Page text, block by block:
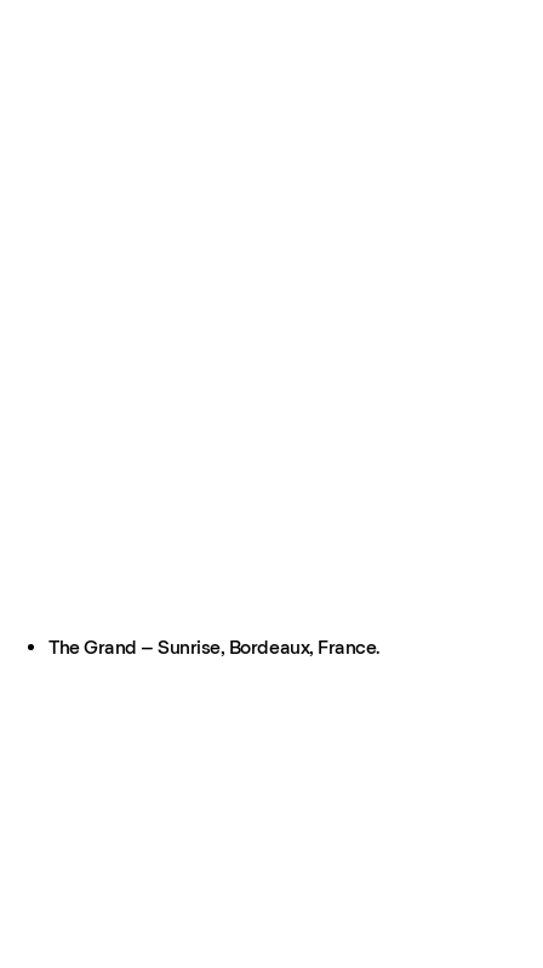
The Grand – Sunrise, Bordeaux, France.